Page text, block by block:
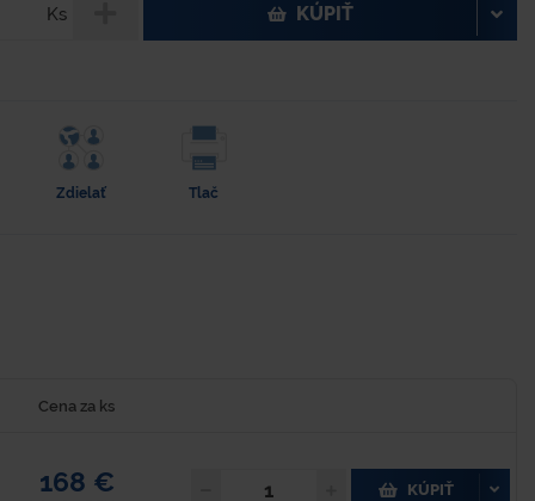
Ks KÚPIŤ
Zdielať Tlač
Cena za ks
168 € KÚPIŤ